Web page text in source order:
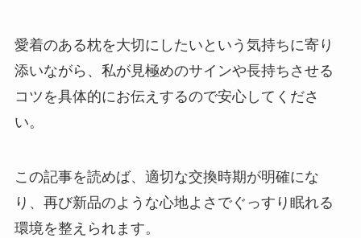
愛着のある枕を大切にしたいという気持ちに寄り
添いながら、私が見極めのサインや長持ちさせる
コツを具体的にお伝えするので安心してくださ
い。
この記事を読めば、適切な交換時期が明確にな
り、再び新品のような心地よさでぐっすり眠れる
環境を整えられます。